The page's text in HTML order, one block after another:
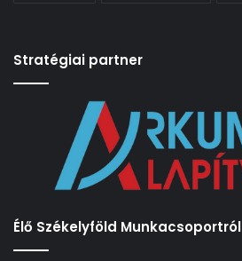
Stratégiai partner
Élő Székelyföld Munkacsoportról